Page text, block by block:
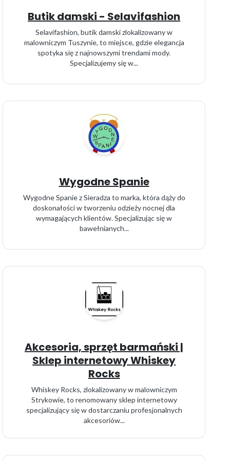
Butik damski - Selavifashion
Selavifashion, butik damski zlokalizowany w
malowniczym Tuszynie, to miejsce, gdzie elegancja
spotyka się z najnowszymi trendami mody.
Specjalizujemy się w...
Wygodne Spanie
Wygodne Spanie z Sieradza to marka, która dąży do
doskonałości w tworzeniu odzieży nocnej dla
wymagających klientów. Specjalizując się w
bawełnianych...
Akcesoria, sprzęt barmański |
Sklep internetowy Whiskey
Rocks
Whiskey Rocks, zlokalizowany w malowniczym
Strykowie, to renomowany sklep internetowy
specjalizujący się w dostarczaniu profesjonalnych
akcesoriów...